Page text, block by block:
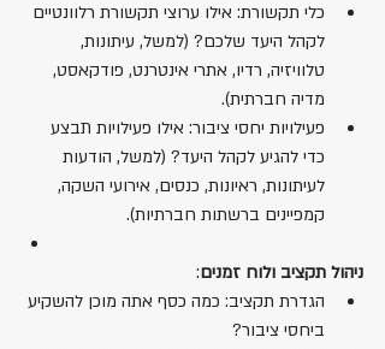
כלי תקשורת: אילו ערוצי תקשורת רלוונטיים
לקהל היעד שלכם? (למשל, עיתונות,
טלוויזיה, רדיו, אתרי אינטרנט, פודקאסט,
מדיה חברתית).
פעילויות יחסי ציבור: אילו פעילויות תבצע
כדי להגיע לקהל היעד? (למשל, הודעות
לעיתונות, ראיונות, כנסים, אירועי השקה,
קמפיינים ברשתות חברתיות).
ניהול תקציב ולוח זמנים:
הגדרת תקציב: כמה כסף אתה מוכן להשקיע
ביחסי ציבור?